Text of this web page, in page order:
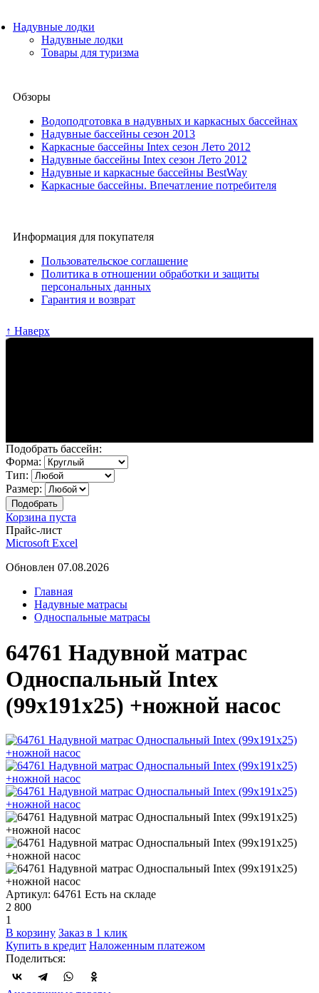
Надувные лодки
Надувные лодки
Товары для туризма
Обзоры
Водоподготовка в надувных и каркасных бассейнах
Надувные бассейны сезон 2013
Каркасные бассейны Intex сезон Лето 2012
Надувные бассейны Intex сезон Лето 2012
Надувные и каркасные бассейны BestWay
Каркасные бассейны. Впечатление потребителя
Информация для покупателя
Пользовательское соглашение
Политика в отношении обработки и защиты
персональных данных
Гарантия и возврат
↑ Наверх
Подобрать бассейн:
Форма:
Тип:
Размер:
Корзина пуста
Прайс-лист
Microsoft Excel
Обновлен 07.08.2026
Главная
Надувные матрасы
Односпальные матрасы
64761 Надувной матрас
Односпальный Intex
(99х191х25) +ножной насос
Артикул: 64761 Есть на складе
2 800
1
В корзину Заказ в 1 клик
Купить в кредит Наложенным платежом
Поделиться: